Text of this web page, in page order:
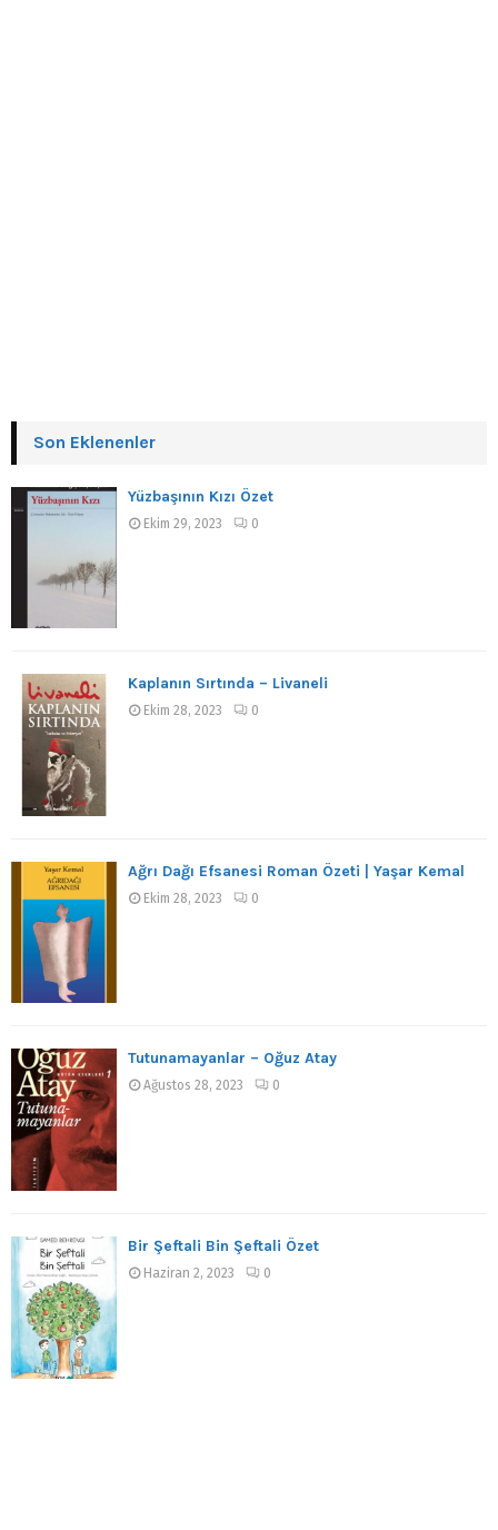
Son Eklenenler
Yüzbaşının Kızı Özet
Ekim 29, 2023 0
Kaplanın Sırtında – Livaneli
Ekim 28, 2023 0
Ağrı Dağı Efsanesi Roman Özeti | Yaşar Kemal
Ekim 28, 2023 0
Tutunamayanlar – Oğuz Atay
Ağustos 28, 2023 0
Bir Şeftali Bin Şeftali Özet
Haziran 2, 2023 0